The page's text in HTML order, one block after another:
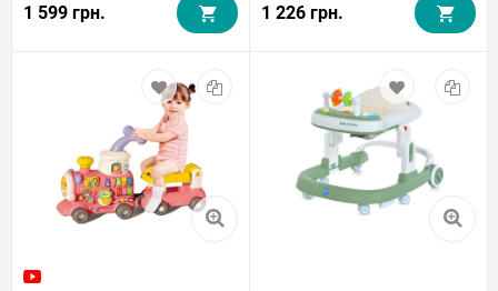
1 599 грн. 1 226 грн.